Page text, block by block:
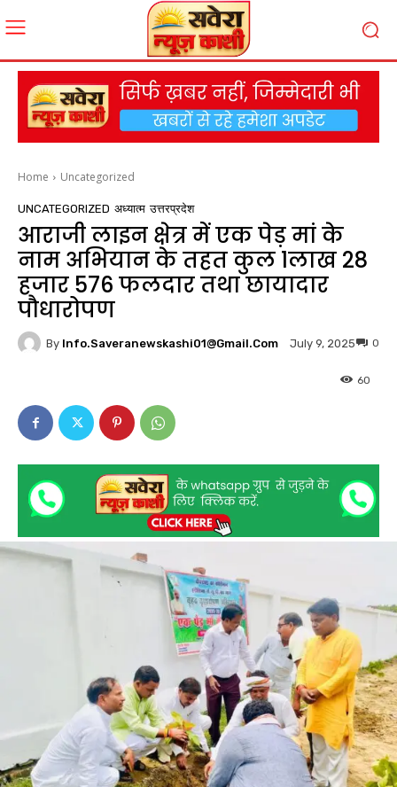
Home Uncategorized
UNCATEGORIZED अध्यात्म उत्तरप्रदेश
आराजी लाइन क्षेत्र में एक पेड़ मां के
नाम अभियान के तहत कुल 1लाख 28
हजार 576 फलदार तथा छायादार
पौधारोपण
By Info.saveranewskashi01@gmail.com July 9, 2025 0
60